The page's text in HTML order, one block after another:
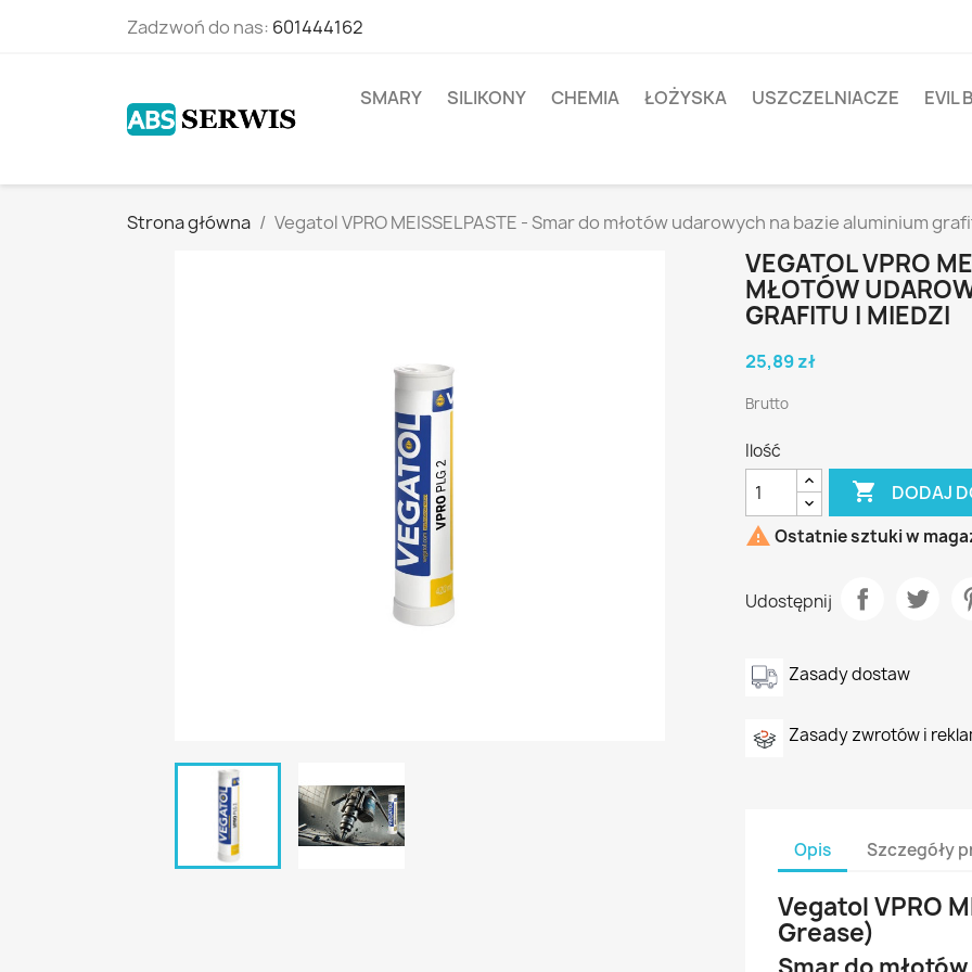
Zadzwoń do nas: 601444162
SMARY SILIKONY CHEMIA ŁOŻYSKA USZCZELNIACZE EVIL
Strona główna Vegatol VPRO MEISSELPASTE - Smar do młotów udarowych na bazie aluminium
VEGATOL VPRO
MŁOTÓW
GRAFITU I MIEDZI
25,89 zł
Brutto
Ilość
 DODAJ
 Ostatnie sztuki w
Udostępnij
Zasady dostaw
Zasady zwrotów i
Opis Szczegóły
Vegatol VPRO
Grease)